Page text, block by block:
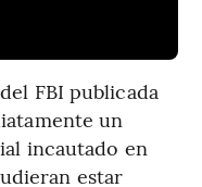
FBI publicada
un
incautado en
estar